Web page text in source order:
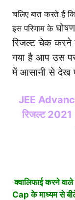
चलिए बात करते हैं
इस परिणाम के
रिजल्ट चेक करने
गया है आप उस
में आसानी से देख
JEE
रिजल्ट
क्वालिफाई करने
Cap के माध्यम से